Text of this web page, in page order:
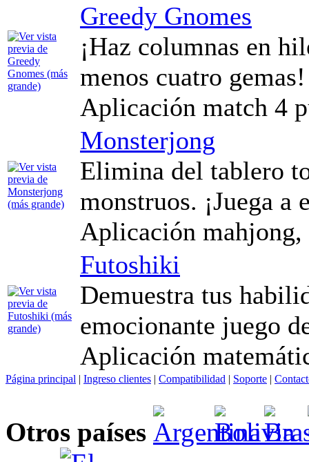
Greedy Gnomes
¡Haz columnas en
menos cuatro gemas!
Aplicación match 4
Monsterjong
Elimina del tablero
monstruos. ¡Juega a
Aplicación mahjong,
Futoshiki
Demuestra tus
emocionante juego
Aplicación
Página principal | Ingreso clientes | Compatibilidad | Soporte |
Otros países